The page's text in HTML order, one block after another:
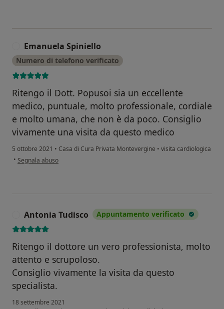
Emanuela Spiniello
Numero di telefono verificato
Ritengo il Dott. Popusoi sia un eccellente
medico, puntuale, molto professionale, cordiale
e molto umana, che non è da poco. Consiglio
vivamente una visita da questo medico
5 ottobre 2021 • Casa di Cura Privata Montevergine • visita cardiologica
• secondo l'opinione dell'utente Emanuela Spiniello
Segnala abuso
Antonia Tudisco Appuntamento verificato
Ritengo il dottore un vero professionista, molto
attento e scrupoloso.
Consiglio vivamente la visita da questo
specialista.
18 settembre 2021